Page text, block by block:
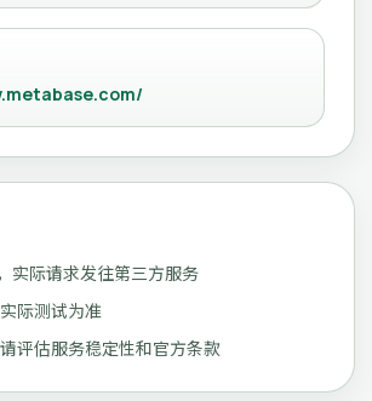
实际请求发往第三方服务
际测试为准
评估服务稳定性和官方条款